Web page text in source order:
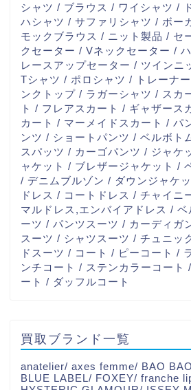
シャツ / ブラウス / ワイシャツ /
ハシャツ / サファリシャツ / ボー
モックブラウス / ニット製品 / セ
クセーター / Vネックセーター /
レースアップセーター / ツインニ
Tシャツ / ポロシャツ / トレーナ
ンクトップ / ラガーシャツ / スカ
ト / フレアスカート / ギャザース
カート / マーメイドスカート / パ
ンツ / ショートパンツ / ベルボト
スパッツ / カーゴパンツ / ジャケ
ャケット / ブレザージャケット /
/ デニムブルゾン / ダウンジャケ
ドレス / コートドレス / チャイニ
マルドレス,エンバイアドレス /
ーツ / パンツスーツ / カーディガ
スーツ / シャツスーツ / チュニッ
ドスーツ / コート / ピーコート /
ンチコート / ステンカラーコート
ート / ダッフルコート
買取ブランド一覧
anatelier/ axes femme/ BAO
BLUE LABEL/ FOXEY/ franche